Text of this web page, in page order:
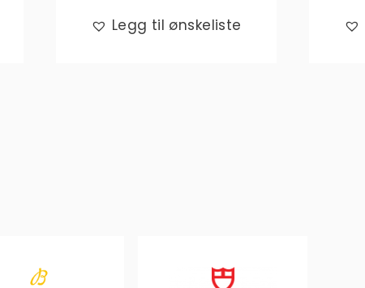
Legg til ønskeliste